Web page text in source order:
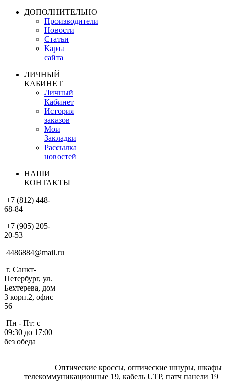
ДОПОЛНИТЕЛЬНО
Производители
Новости
Статьи
Карта
сайта
ЛИЧНЫЙ
КАБИНЕТ
Личный
Кабинет
История
заказов
Мои
Закладки
Рассылка
новостей
НАШИ
КОНТАКТЫ
+7 (812) 448-
68-84
+7 (905) 205-
20-53
4486884@mail.ru
г. Санкт-
Петербург, ул.
Бехтерева, дом
3 корп.2, офис
56
Пн - Пт: с
09:30 до 17:00
без обеда
Оптические кроссы, оптические шнуры, шкафы
телекоммуникационные 19, кабель UTP, патч панели 19 |